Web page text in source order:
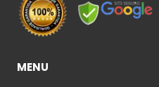
MENU